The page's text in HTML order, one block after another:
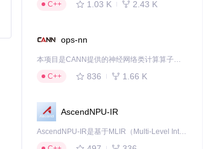
C++
1.03 K 2.43 K
ops-nn
本项目是CANN提供的神经网络类计算算子库，实现网络在NPU上加速计算。
C++
836 1.66 K
AscendNPU-IR
AscendNPU-IR是基于MLIR（Multi-Level Intermediate Representation）构建的，面向昇腾亲和算子编译时使用的中间表示，提供昇腾完备表达能力，通过编译优化提升昇腾AI处理器计算效率，支持通过生态框架使能昇腾AI处理器与深度调优